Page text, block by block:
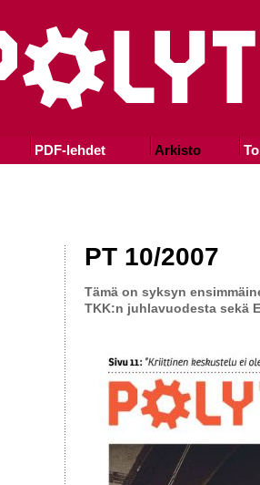
PDF-lehdet Arkisto
PT 10/2007
Tämä on syksyn
TKK:n juhlavuodesta sekä